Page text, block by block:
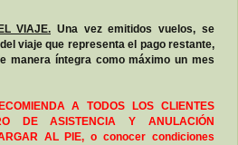
VIAJE. Una vez emitidos vuelos, se
viaje que representa el pago restante,
manera íntegra como máximo un mes
A TODOS LOS CLIENTES
DE ASISTENCIA Y ANULACIÓN
AL PIE, o conocer condiciones